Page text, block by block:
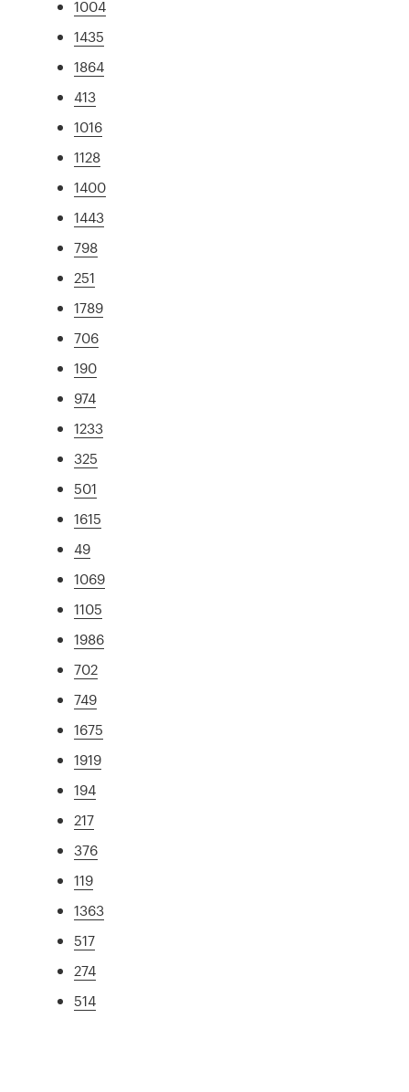
1004
1435
1864
413
1016
1128
1400
1443
798
251
1789
706
190
974
1233
325
501
1615
49
1069
1105
1986
702
749
1675
1919
194
217
376
119
1363
517
274
514